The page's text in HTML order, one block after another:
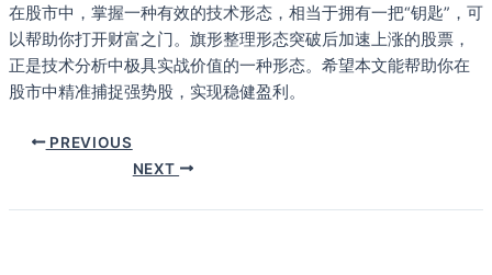
在股市中，掌握一种有效的技术形态，相当于拥有一把“钥匙”，可
以帮助你打开财富之门。旗形整理形态突破后加速上涨的股票，
正是技术分析中极具实战价值的一种形态。希望本文能帮助你在
股市中精准捕捉强势股，实现稳健盈利。
PREVIOUS
NEXT